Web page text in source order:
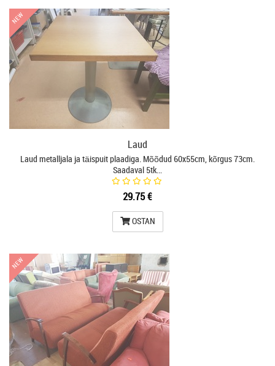
NEW
NEW
Laud
Laud metalljala ja täispuit plaadiga. Mõõdud 60x55cm, kõrgus 73cm.
Saadaval 5tk…
29.75 €
OSTAN
NEW
NEW